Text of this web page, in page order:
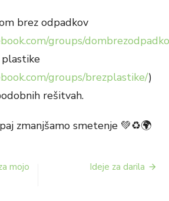
brez odpadkov
groups/
groups/brezplastike/)
rešitvah.
zmanjšamo smetenje 💚♻️🌍
mojo
Ideje za darila